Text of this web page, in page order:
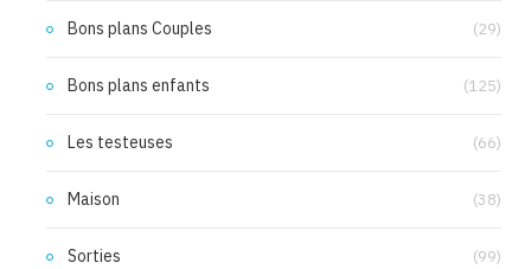
Bons plans Couples (29)
Bons plans enfants (125)
Les testeuses (66)
Maison (38)
Sorties (99)